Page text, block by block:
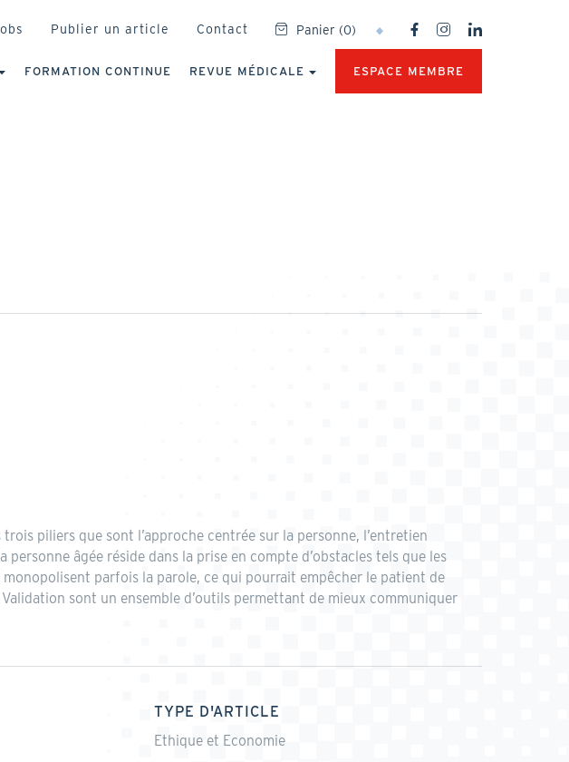
Publier un article Contact Panier (0)
SOCIAL
NETWORKS
FORMATION CONTINUE REVUE MÉDICALE ESPACE MEMBRE
piliers que sont l’approche centrée sur la personne, l’entretien
âgée réside dans la prise en compte d’obstacles tels que les
parfois la parole, ce qui pourrait empêcher le patient de
sont un ensemble d’outils permettant de mieux communiquer
TYPE D'ARTICLE
Ethique et Economie